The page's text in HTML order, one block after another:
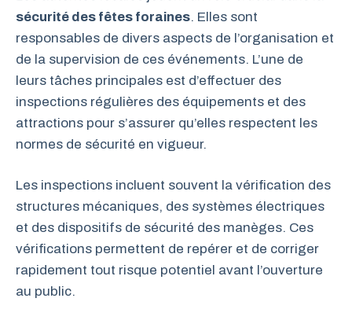
sécurité des fêtes foraines. Elles sont
responsables de divers aspects de l’organisation et
de la supervision de ces événements. L’une de
leurs tâches principales est d’effectuer des
inspections régulières des équipements et des
attractions pour s’assurer qu’elles respectent les
normes de sécurité en vigueur.
Les inspections incluent souvent la vérification des
structures mécaniques, des systèmes électriques
et des dispositifs de sécurité des manèges. Ces
vérifications permettent de repérer et de corriger
rapidement tout risque potentiel avant l’ouverture
au public.